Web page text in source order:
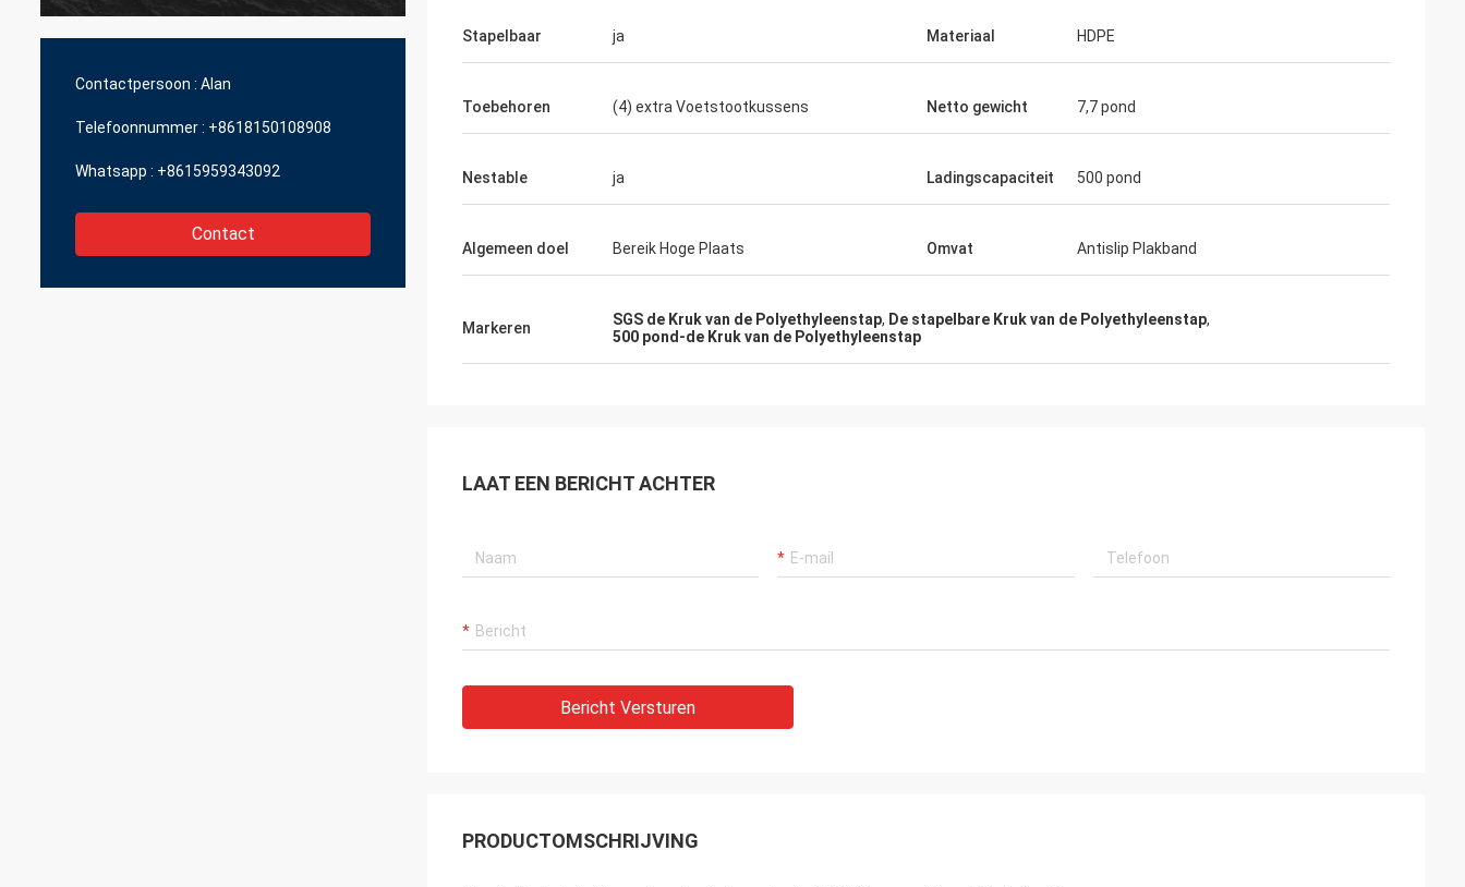
Contactpersoon : Alan
Telefoonnummer : +8618150108908
Whatsapp : +8615959343092
Contact
Stapelbaar ja Materiaal HDPE
Toebehoren (4) extra Voetstootkussens Netto gewicht 7,7 pond
Nestable ja Ladingscapaciteit 500 pond
Algemeen doel Bereik Hoge Plaats Omvat Antislip Plakband
Markeren SGS de Kruk van de Polyethyleenstap, De stapelbare Kruk van de Polyethyleenstap,
500 pond-de Kruk van de Polyethyleenstap
LAAT EEN BERICHT ACHTER
Bericht Versturen
PRODUCTOMSCHRIJVING